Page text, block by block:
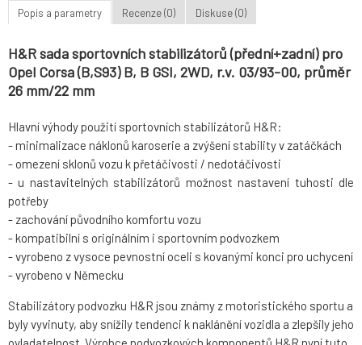
Popis a parametry Recenze (0) Diskuse (0)
H&R sada sportovních stabilizátorů (přední+zadní) pro
Opel Corsa (B,S93) B, B GSI, 2WD, r.v. 03/93-00, průměr
26 mm/22 mm
Hlavní výhody použití sportovních stabilizátorů H&R:
- minimalizace náklonů karoserie a zvýšení stability v zatáčkách
- omezení sklonů vozu k přetáčivosti / nedotáčivosti
- u nastavitelných stabilizátorů možnost nastavení tuhosti dle
potřeby
- zachování původního komfortu vozu
- kompatibilní s originálním i sportovním podvozkem
- vyrobeno z vysoce pevnostní oceli s kovanými konci pro uchycení
- vyrobeno v Německu
Stabilizátory podvozku H&R jsou známy z motoristického sportu a
byly vyvinuty, aby snížily tendenci k naklánění vozidla a zlepšily jeho